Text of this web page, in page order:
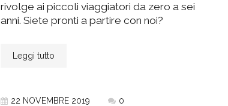
rivolge ai piccoli viaggiatori da zero a sei
anni. Siete pronti a partire con noi?
Leggi tutto
22 NOVEMBRE 2019 0